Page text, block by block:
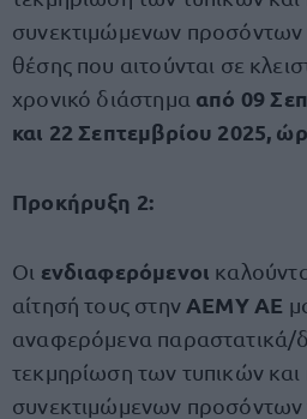
συνεκτιμώμενων προσόντων
θέσης που αιτούνται σε
χρονικό διάστημα από 09
και 22 Σεπτεμβρίου 2025,
Προκήρυξη 2:
Οι ενδιαφερόμενοι
αίτησή τους στην ΑΕΜΥ ΑΕ
αναφερόμενα παραστατικά/
τεκμηρίωση των τυπικών
συνεκτιμώμενων προσόντων